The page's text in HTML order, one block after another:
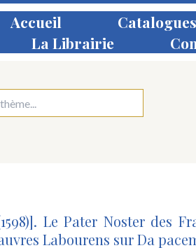
Accueil Catalogues
La Librairie
Le Pater Noster des
Labourens sur Da